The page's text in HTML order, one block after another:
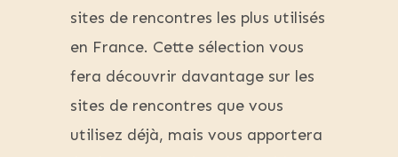
sites de rencontres les plus utilisés
en France. Cette sélection vous
fera découvrir davantage sur les
sites de rencontres que vous
utilisez déjà, mais vous apportera